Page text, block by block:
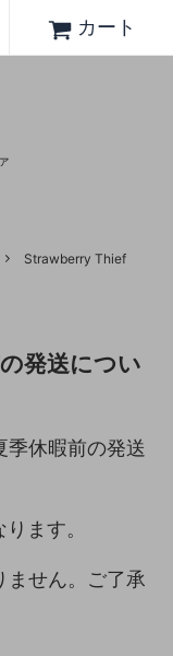
カート
Strawberry Thief
発送につい
季休暇前の発送
ます。
ません。ご了承